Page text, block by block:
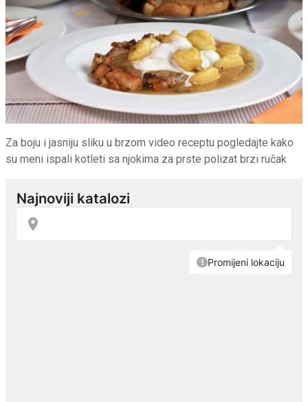
Za boju i jasniju sliku u brzom video receptu pogledajte kako
su meni ispali kotleti sa njokima za prste polizat brzi ručak